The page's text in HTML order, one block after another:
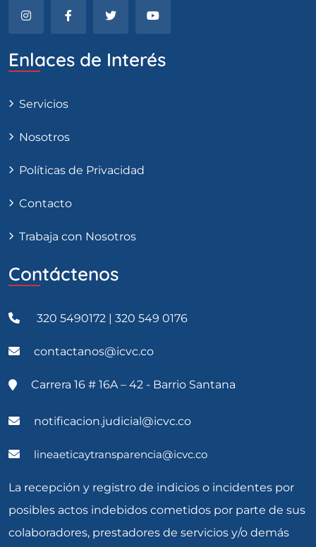
Enlaces de Interés
Servicios
Nosotros
Políticas de Privacidad
Contacto
Trabaja con Nosotros
Contáctenos
320 5490172 | 320 549 0176
contactanos@icvc.co
Carrera 16 # 16A – 42 - Barrio Santana
notificacion.judicial@icvc.co
lineaeticaytransparencia@icvc.co
La recepción y registro de indicios o incidentes por
posibles actos indebidos cometidos por parte de sus
colaboradores, prestadores de servicios y/o demás